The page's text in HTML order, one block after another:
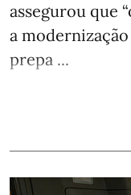
assegurou que
a
prepa ...